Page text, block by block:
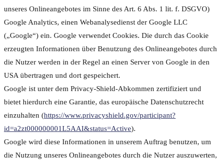
unseres Onlineangebotes im Sinne des Art. 6 Abs. 1 lit. f. DSGVO)
Google Analytics, einen Webanalysedienst der Google LLC
(„Google“) ein. Google verwendet Cookies. Die durch das Cookie
erzeugten Informationen über Benutzung des Onlineangebotes durch
die Nutzer werden in der Regel an einen Server von Google in den
USA übertragen und dort gespeichert.
Google ist unter dem Privacy-Shield-Abkommen zertifiziert und
bietet hierdurch eine Garantie, das europäische Datenschutzrecht
einzuhalten (https://www.privacyshield.gov/participant?
id=a2zt000000001L5AAI&status=Active).
Google wird diese Informationen in unserem Auftrag benutzen, um
die Nutzung unseres Onlineangebotes durch die Nutzer auszuwerten,